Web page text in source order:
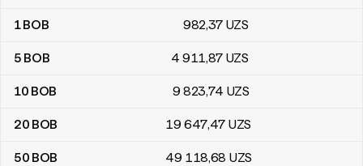
Bolivijos bolivijanai į Uzbekistano sumai konvertavimo lentelė
1BOB 982,37 UZS
5 BOB 4 911,87 UZS
10 BOB 9 823,74 UZS
20 BOB 19 647,47 UZS
50 BOB 49 118,68 UZS